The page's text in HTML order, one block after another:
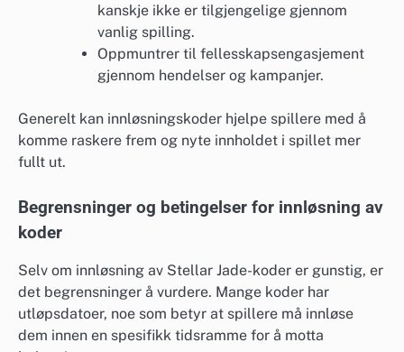
kanskje ikke er tilgjengelige gjennom
vanlig spilling.
Oppmuntrer til fellesskapsengasjement
gjennom hendelser og kampanjer.
Generelt kan innløsningskoder hjelpe spillere med å
komme raskere frem og nyte innholdet i spillet mer
fullt ut.
Begrensninger og betingelser for innløsning av
koder
Selv om innløsning av Stellar Jade-koder er gunstig, er
det begrensninger å vurdere. Mange koder har
utløpsdatoer, noe som betyr at spillere må innløse
dem innen en spesifikk tidsramme for å motta